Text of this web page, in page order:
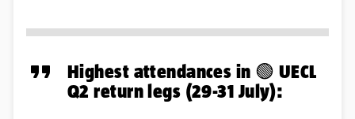
Highest attendances in 🟢 UECL
Q2 return legs (29-31 July):